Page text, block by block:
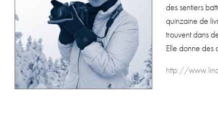
des sentiers
quinzaine de
trouvent dans
Elle donne des
http://